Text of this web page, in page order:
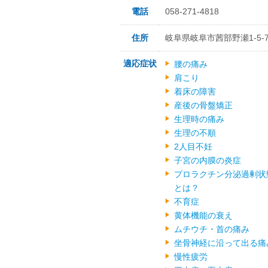
電話 058-271-4818
住所 岐阜県岐阜市茜部野瀬1-5-7
適応症状
腰の痛み
肩こり
着床の障害
産後の骨盤矯正
生理時の痛み
生理の不順
2人目不妊
子宮の内膜の炎症
プロラクチン分泌過剰状
とは？
不育症
黄体機能の衰え
ムチウチ・首の痛み
坐骨神経に沿って出る痛
慢性疲労